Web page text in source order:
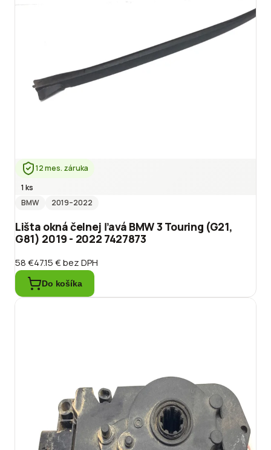
12 mes. záruka
1 ks
BMW
2019–2022
Lišta okná čelnej ľavá BMW 3 Touring (G21,
G81) 2019 - 2022 7427873
58 €47.15 €bez DPH
Do košíka